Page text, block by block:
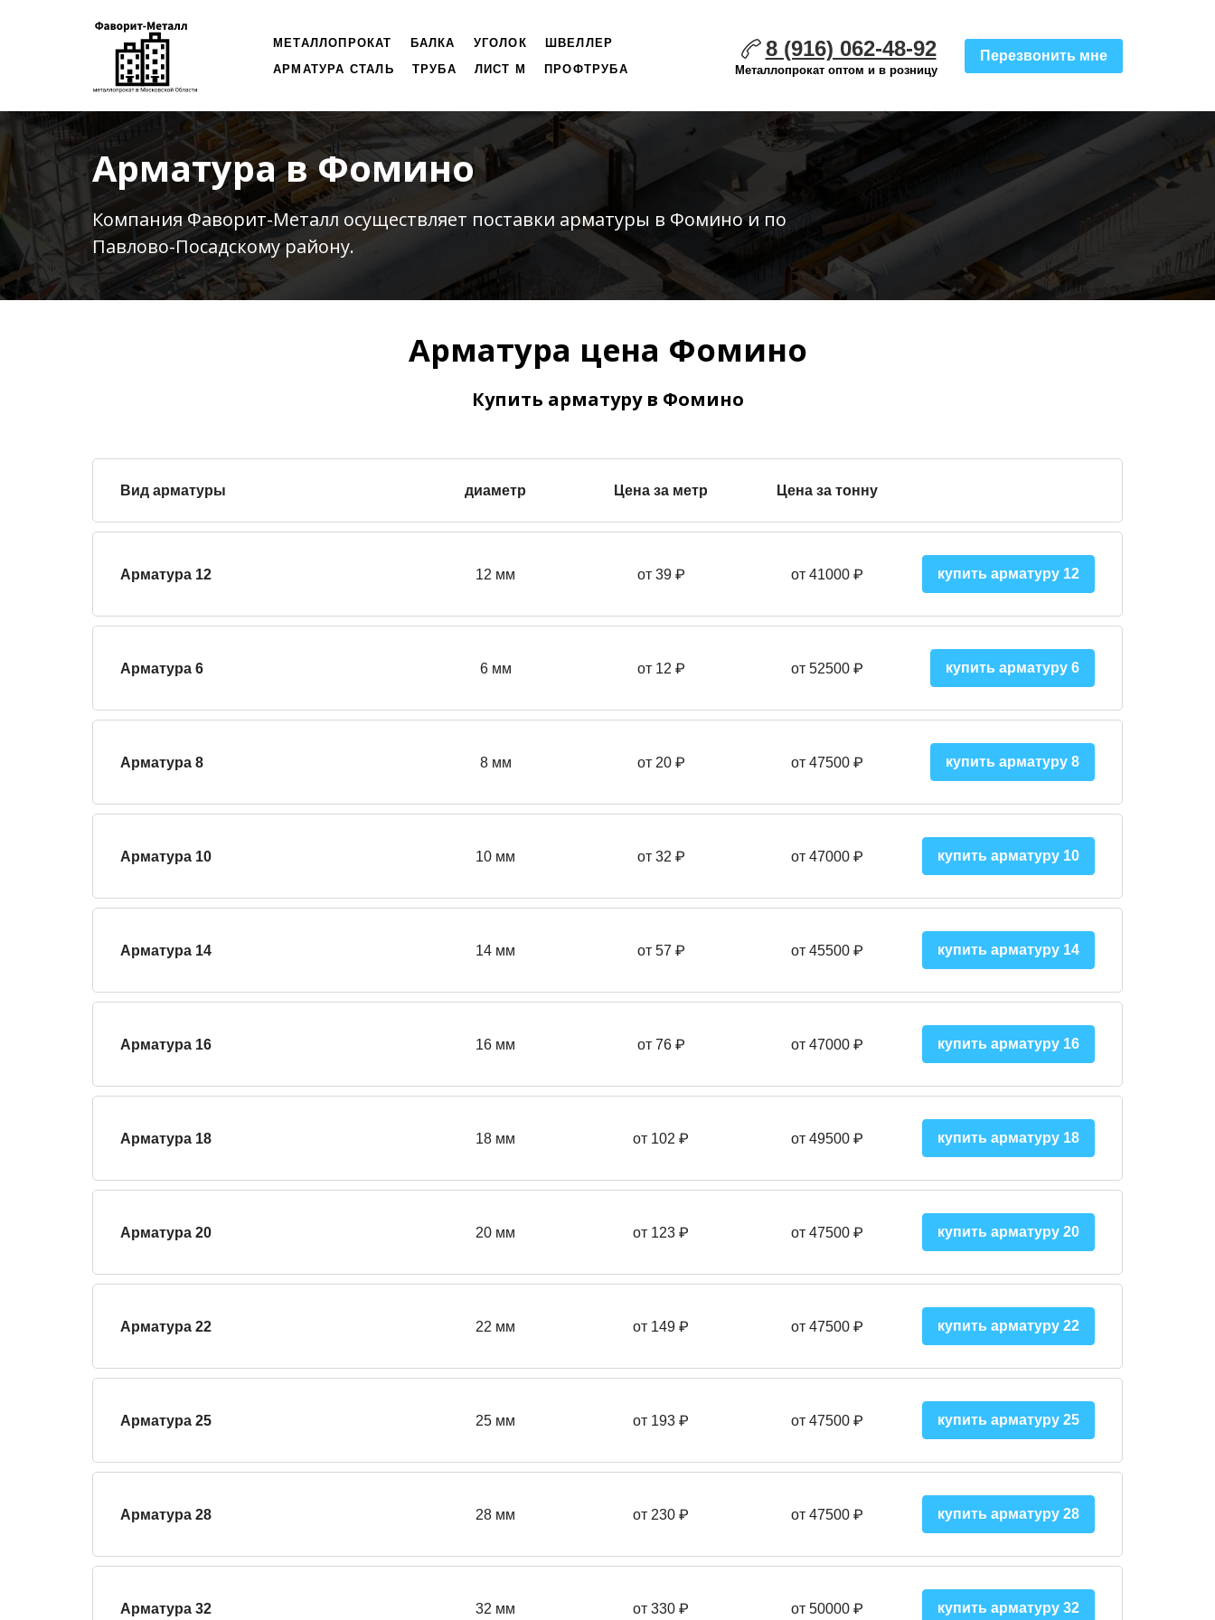
МЕТАЛЛОПРОКАТ БАЛКА УГОЛОК
ШВЕЛЛЕР
АРМАТУРА СТАЛЬ
ТРУБА ЛИСТ М ПРОФТРУБА
8 (916) 062-48-92
Металлопрокат оптом и в розницу
Перезвонить мне
Арматура в Фомино
Компания Фаворит-Металл осуществляет поставки арматуры в Фомино и по
Павлово-Посадскому району.
Арматура цена Фомино
Купить арматуру в Фомино
Вид арматуры диаметр Цена за метр Цена за тонну
Арматура 12 12 мм от 39₽ от 41000₽ купить арматуру 12
Арматура 6 6 мм от 12 ₽ от 52500₽ купить арматуру 6
Арматура 8 8 мм от 20 ₽ от 47500₽ купить арматуру 8
Арматура 10 10 мм от 32 ₽ от 47000₽ купить арматуру 10
Арматура 14 14 мм от 57 ₽ от 45500₽ купить арматуру 14
Арматура 16 16 мм от 76 ₽ от 47000 ₽ купить арматуру 16
Арматура 18 18 мм от 102 ₽ от 49500 ₽ купить арматуру 18
Арматура 20 20 мм от 123 ₽ от 47500 ₽ купить арматуру 20
Арматура 22 22 мм от 149 ₽ от 47500 ₽ купить арматуру 22
Арматура 25 25 мм от 193 ₽ от 47500₽ купить арматуру 25
Арматура 28 28 мм от 230 ₽ от 47500₽ купить арматуру 28
Арматура 32 32 мм от 330 ₽ от 50000₽ купить арматуру 32